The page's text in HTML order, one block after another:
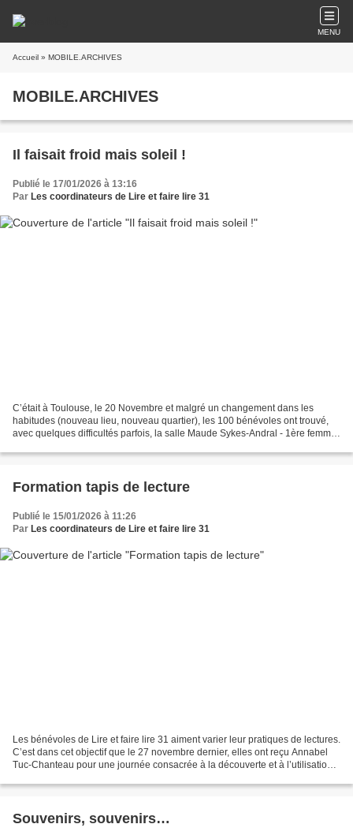
MENU
Accueil » MOBILE.ARCHIVES
MOBILE.ARCHIVES
Il faisait froid mais soleil !
Publié le 17/01/2026 à 13:16
Par Les coordinateurs de Lire et faire lire 31
C’était à Toulouse, le 20 Novembre et malgré un changement dans les
habitudes (nouveau lieu, nouveau quartier), les 100 bénévoles ont trouvé,
avec quelques difficultés parfois, la salle Maude Sykes-Andral - 1ère femme
Formation tapis de lecture
Publié le 15/01/2026 à 11:26
Par Les coordinateurs de Lire et faire lire 31
Les bénévoles de Lire et faire lire 31 aiment varier leur pratiques de lectures.
C’est dans cet objectif que le 27 novembre dernier, elles ont reçu Annabel
Tuc-Chanteau pour une journée consacrée à la découverte et à l’utilisation
Souvenirs, souvenirs…